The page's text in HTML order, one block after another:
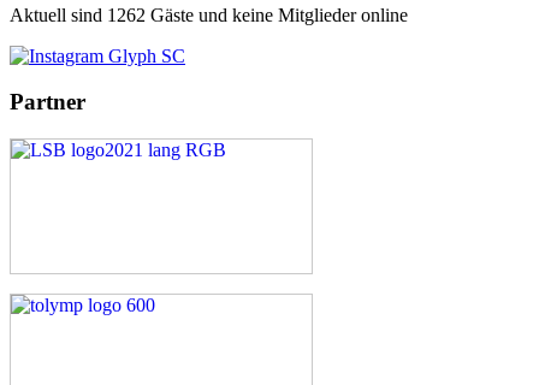
Aktuell sind 1262 Gäste und keine Mitglieder online
Partner